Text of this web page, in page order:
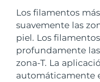
Los filamentos
suavemente las
piel. Los
profundamente
zona-T. La
automáticamente